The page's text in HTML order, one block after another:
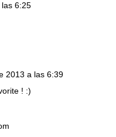
6:25
2013 a las 6:39
! :)